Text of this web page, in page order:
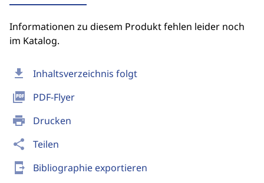
download Inhaltsverzeichnis folgt
picture_as_pdf PDF-Flyer
print Drucken
share Teilen
send_to_mobile Bibliographie exportieren
Informationen zu diesem Produkt fehlen leider noch
im Katalog.